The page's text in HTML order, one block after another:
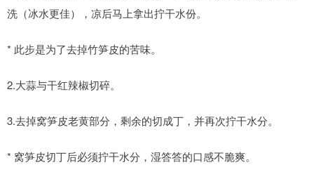
洗（冰水更佳），凉后马上拿出拧干水份。
* 此步是为了去掉竹笋皮的苦味。
2.大蒜与干红辣椒切碎。
3.去掉窝笋皮老黄部分，剩余的切成丁，并再次拧干水分。
* 窝笋皮切丁后必须拧干水分，湿答答的口感不脆爽。